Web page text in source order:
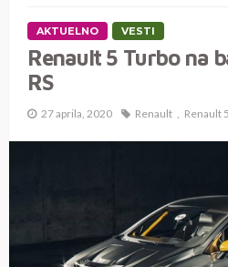
AKTUELNO VESTI
Renault 5 Turbo na
RS
27 aprila, 2020 Renault Renault